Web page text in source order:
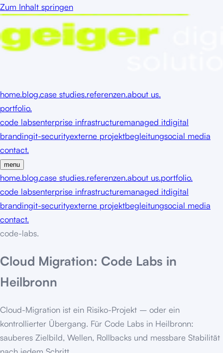
Zum Inhalt springen
home.blog.case studies.referenzen.about us.
portfolio.
code labsenterprise infrastructuremanaged itdigital
brandingit-securityexterne projektbegleitungsocial media
contact.
menu
home.blog.case studies.referenzen.about us.portfolio.
code labsenterprise infrastructuremanaged itdigital
brandingit-securityexterne projektbegleitungsocial media
contact.
code-labs.
Cloud Migration: Code Labs in
Heilbronn
Cloud-Migration ist ein Risiko-Projekt – oder ein
kontrollierter Übergang. Für Code Labs in Heilbronn:
sauberes Zielbild, Wellen, Rollbacks und messbare Stabilität